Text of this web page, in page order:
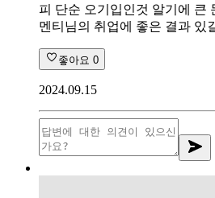
피 단순 오기입인것 알기에 큰
멘티님의 취업에 좋은 결과 있
좋아요 0
2024.09.15